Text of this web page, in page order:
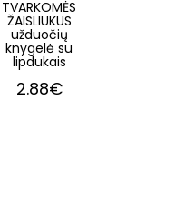
TVARKOMĖS
ŽAISLIUKUS
užduočių
knygelė su
lipdukais
2.88€